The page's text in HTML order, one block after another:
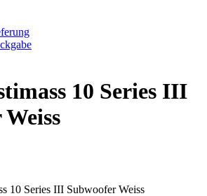
10 Series III
10 Series III Subwoofer Weiss